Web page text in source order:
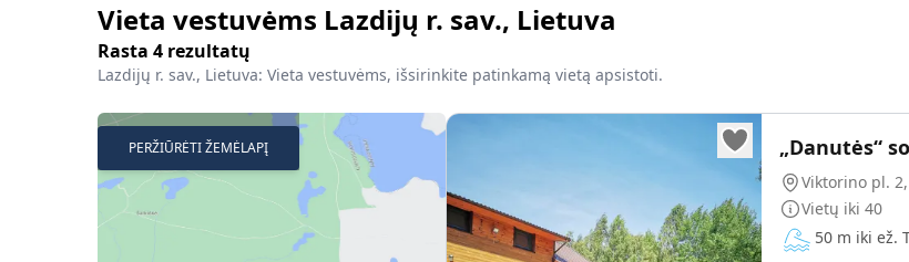
Vieta vestuvėms Lazdijų r. sav., Lietuva
Rasta 4 rezultatų
Lazdijų r. sav., Lietuva: Vieta vestuvėms, išsirinkite patinkamą vietą apsistoti.
PERŽIŪRĖTI ŽEMĖLAPĮ „Danutės“
Viktorino pl.
Vietų iki 40
50 m iki ež.